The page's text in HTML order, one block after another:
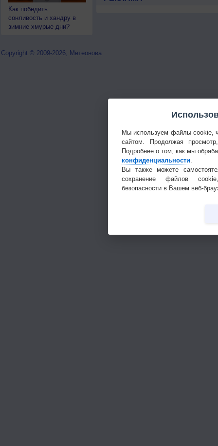
Как победить
сонливость и хандру в
зимние хмурые дни?
Copyright © 2009-2026, Метеонова
Мы используем файлы cookie,
сайтом. Продолжая
Подробнее о том, как мы
конфиденциальности.
Вы также можете
сохранение файлов
безопасности в Вашем веб-